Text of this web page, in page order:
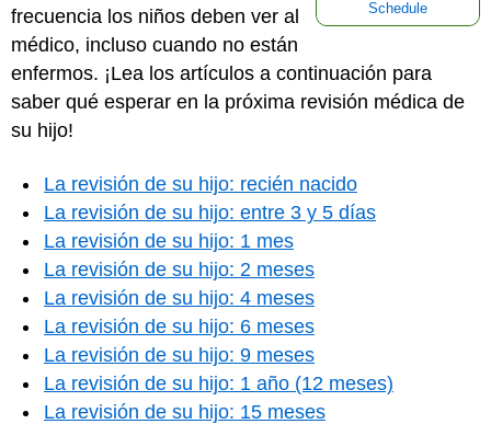
Schedule
frecuencia los niños deben ver al
médico, incluso cuando no están
enfermos. ¡Lea los artículos a continuación para
saber qué esperar en la próxima revisión médica de
su hijo!
La revisión de su hijo: recién nacido
La revisión de su hijo: entre 3 y 5 días
La revisión de su hijo: 1 mes
La revisión de su hijo: 2 meses
La revisión de su hijo: 4 meses
La revisión de su hijo: 6 meses
La revisión de su hijo: 9 meses
La revisión de su hijo: 1 año (12 meses)
La revisión de su hijo: 15 meses